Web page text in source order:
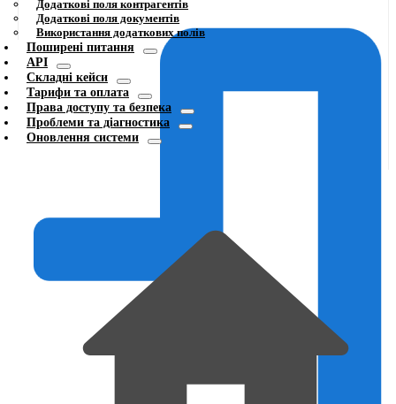
Додаткові поля контрагентів
Додаткові поля документів
Використання додаткових полів
Поширені питання
API
Складні кейси
Тарифи та оплата
Права доступу та безпека
Проблеми та діагностика
Оновлення системи